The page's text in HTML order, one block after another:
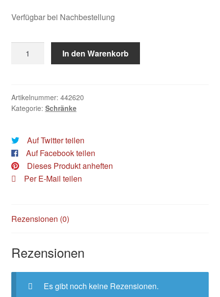
Verfügbar bei Nachbestellung
Maison:
Cabinet
Menge
In den Warenkorb
Artikelnummer: 442620
Kategorie: Schränke
Auf Twitter teilen
Auf Facebook teilen
Dieses Produkt anheften
Per E-Mail teilen
Rezensionen (0)
Rezensionen
Es gibt noch keine Rezensionen.